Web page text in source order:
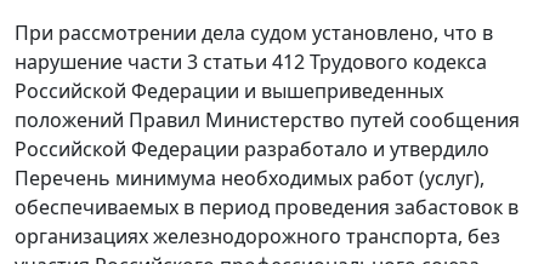
При рассмотрении дела судом установлено, что в
нарушение части 3 статьи 412Трудового кодекса
Российской Федерации и вышеприведенных
положений Правил Министерство путей сообщения
Российской Федерации разработало и утвердило
Перечень минимума необходимых работ (услуг),
обеспечиваемых в период проведения забастовок в
организациях железнодорожного транспорта, без